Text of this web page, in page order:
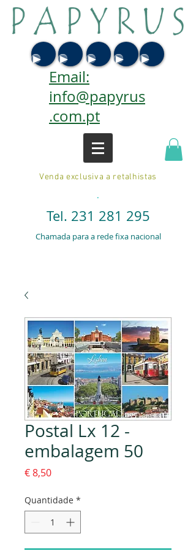
Email:
info@papyrus
.com.pt
Venda exclusiva a retalhistas
.
Tel. 231 281 295
Chamada para a rede fixa nacional
Postal Lx 12 -
embalagem 50
€ 8,50Preço
Quantidade *